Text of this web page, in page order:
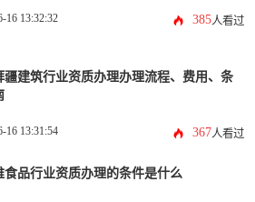
16 13:32:32 385人看过
疆建筑行业资质办理办理流程、费用、条
16 13:31:54 367人看过
食品行业资质办理的条件是什么